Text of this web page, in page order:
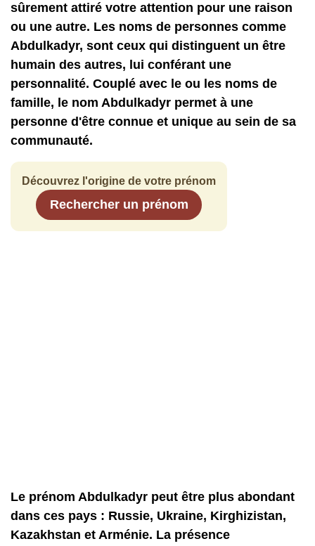
sûrement attiré votre attention pour une raison
ou une autre. Les noms de personnes comme
Abdulkadyr, sont ceux qui distinguent un être
humain des autres, lui conférant une
personnalité. Couplé avec le ou les noms de
famille, le nom Abdulkadyr permet à une
personne d'être connue et unique au sein de sa
communauté.
Découvrez l'origine de votre prénom
Rechercher un prénom
Le prénom Abdulkadyr peut être plus abondant
dans ces pays : Russie, Ukraine, Kirghizistan,
Kazakhstan et Arménie. La présence